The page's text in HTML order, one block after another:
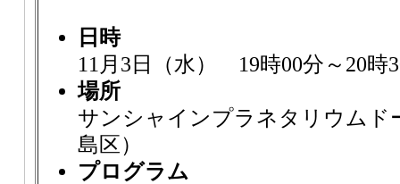
日時
11月3日（水） 19時00分～20
場所
サンシャインプラネタリウムド
島区）
プログラム